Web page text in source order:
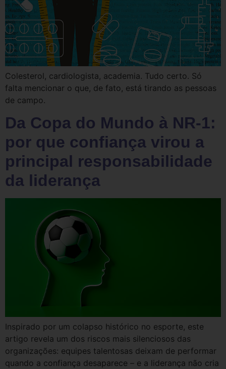
Colesterol, cardiologista, academia. Tudo certo. Só
falta mencionar o que, de fato, está tirando as pessoas
de campo.
Da Copa do Mundo à NR-1:
por que confiança virou a
principal responsabilidade
da liderança
Inspirado por um colapso histórico no esporte, este
artigo revela um dos riscos mais silenciosos das
organizações: equipes talentosas deixam de performar
quando a confiança desaparece – e a liderança não cria